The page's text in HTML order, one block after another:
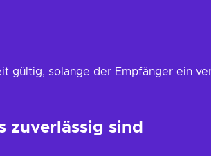
gültig, solange der Empfänger ein
zuverlässig sind